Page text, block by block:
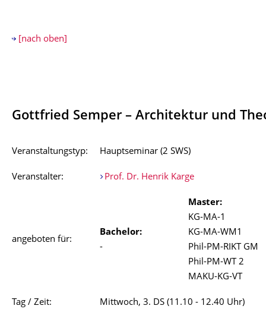
[nach oben]
Gottfried Semper – Architektur und
Veranstaltungstyp: Hauptseminar (2 SWS)
Veranstalter: Prof. Dr. Henrik Karge
angeboten für:
Bachelor:
-
Master:
KG-MA-1
KG-MA-WM1
Phil-PM-RIKT GM
Phil-PM-WT 2
MAKU-KG-VT
Tag / Zeit: Mittwoch, 3. DS (11.10 - 12.40 Uhr)